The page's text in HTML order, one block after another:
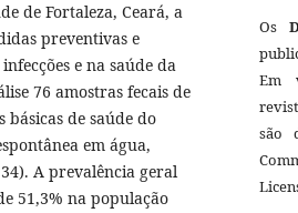
de Fortaleza, Ceará, a
preventivas e
e na saúde da
76 amostras fecais de
básicas de saúde do
em água,
A prevalência geral
51,3% na população
Os
Em
são